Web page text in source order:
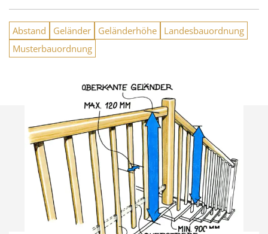
Abstand Geländer Geländerhöhe
Landesbauordnung
Musterbauordnung